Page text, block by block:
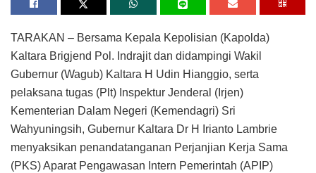
TARAKAN – Bersama Kepala Kepolisian (Kapolda)
Kaltara Brigjend Pol. Indrajit dan didampingi Wakil
Gubernur (Wagub) Kaltara H Udin Hianggio, serta
pelaksana tugas (Plt) Inspektur Jenderal (Irjen)
Kementerian Dalam Negeri (Kemendagri) Sri
Wahyuningsih, Gubernur Kaltara Dr H Irianto Lambrie
menyaksikan penandatanganan Perjanjian Kerja Sama
(PKS) Aparat Pengawasan Intern Pemerintah (APIP)